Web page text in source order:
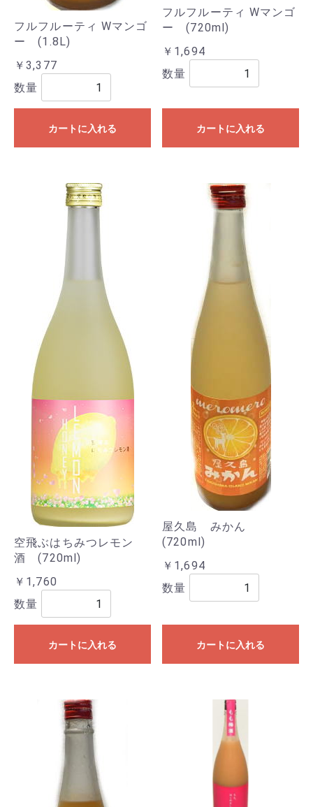
フルフルーティ Wマンゴ
ー (1.8L)
￥3,377
数量
カートに入れる
フルフルーティ Wマンゴ
ー (720ml)
￥1,694
数量
カートに入れる
空飛ぶはちみつレモン
酒 (720ml)
￥1,760
数量
カートに入れる
屋久島 みかん
(720ml)
￥1,694
数量
カートに入れる